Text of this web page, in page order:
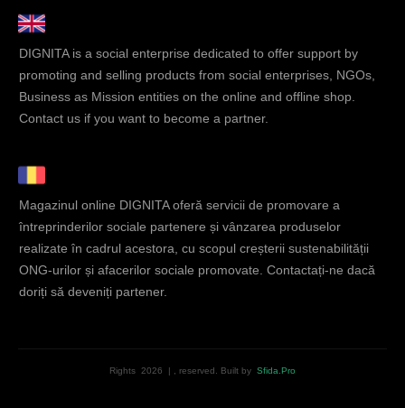
DIGNITA is a social enterprise dedicated to offer support by
promoting and selling products from social enterprises, NGOs,
Business as Mission entities on the online and offline shop.
Contact us if you want to become a partner.
Magazinul online DIGNITA oferă servicii de promovare a
întreprinderilor sociale partenere și vânzarea produselor
realizate în cadrul acestora, cu scopul creșterii sustenabilității
ONG-urilor și afacerilor sociale promovate. Contactați-ne dacă
doriți să deveniți partener.
Rights 2026 | , reserved. Built by Sfida.Pro